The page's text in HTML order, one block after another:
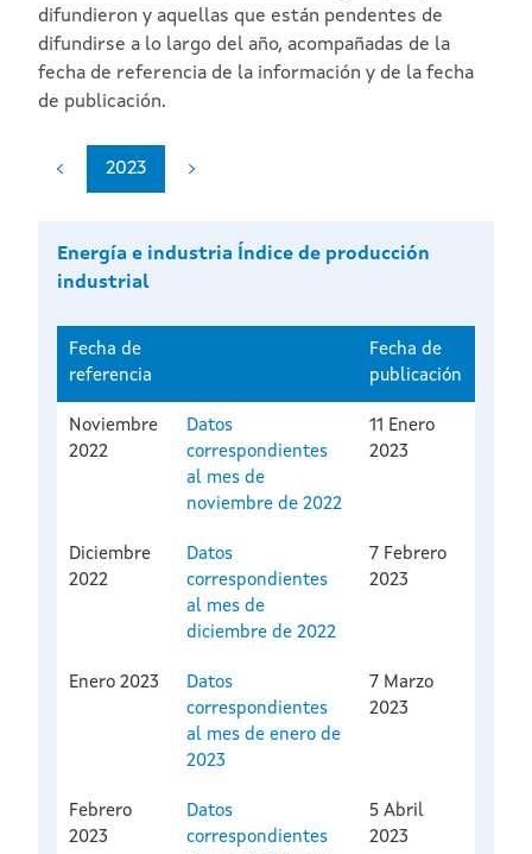
difundieron y aquellas que están pendentes de
difundirse a lo largo del año, acompañadas de la
fecha de referencia de la información y de la fecha
de publicación.
2023
Energía e industria Índice de producción
industrial
Fecha de
referencia
Fecha de
publicación
Noviembre
2022
Datos
correspondientes
al mes de
noviembre de 2022
11 Enero
2023
Diciembre
2022
Datos
correspondientes
al mes de
diciembre de 2022
7 Febrero
2023
Enero 2023
Datos
correspondientes
al mes de enero de
2023
7 Marzo
2023
Febrero
2023
Datos
correspondientes
5 Abril
2023